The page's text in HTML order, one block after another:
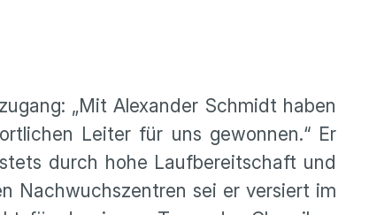
„Mit Alexander Schmidt haben
Leiter für uns gewonnen.“ Er
durch hohe Laufbereitschaft und
Nachwuchszentren sei er versiert im